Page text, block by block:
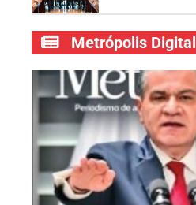
Metrópolis Digital